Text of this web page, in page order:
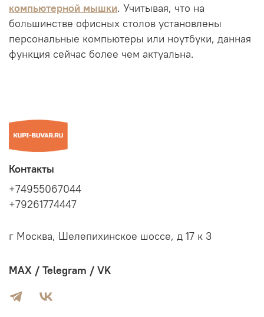
компьютерной мышки. Учитывая, что на
большинстве офисных столов установлены
персональные компьютеры или ноутбуки, данная
функция сейчас более чем актуальна.
Контакты
+74955067044
+79261774447
г Москва, Шелепихинское шоссе, д 17 к 3
MAX / Telegram / VK